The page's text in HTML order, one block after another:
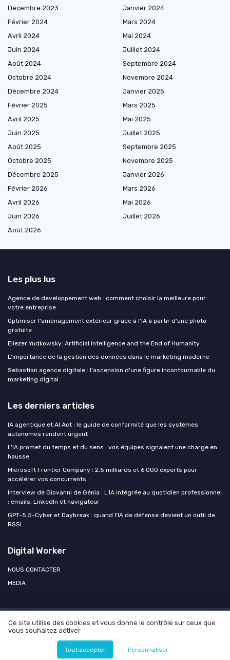
Décembre 2023
Janvier 2024
Février 2024
Mars 2024
Avril 2024
Mai 2024
Juin 2024
Juillet 2024
Août 2024
Septembre 2024
Octobre 2024
Novembre 2024
Décembre 2024
Janvier 2025
Février 2025
Mars 2025
Avril 2025
Mai 2025
Juin 2025
Juillet 2025
Août 2025
Septembre 2025
Octobre 2025
Novembre 2025
Décembre 2025
Janvier 2026
Février 2026
Mars 2026
Avril 2026
Mai 2026
Juin 2026
Juillet 2026
Août 2026
Les plus lus
Agence de developpement web : comment choisir la meilleure pour
votre entreprise
Optimiser l'aménagement extérieur grâce à l'IA à partir d'une photo
gratuite
Eliezer Yudkowsky: Artificial Intelligence and the End of Humanity
L'importance de la gestion des données dans le marketing moderne
Sebastian agence digitale : l'ascension d'une figure incontournable du
marketing digital
Les derniers articles
IA agentique et AI Act : le guide de conformité que les systèmes
autonomes rendent urgent
L'IA promet du temps et du sens : vos équipes signalent une charge en
hausse
Microsoft Frontier Company : 2,5 milliards et 6 000 experts pour
accélérer vos concurrents
Interview de Giovanni de Génia : L’IA intégrée au quotidien professionnel
: emails, LinkedIn et navigateur
GPT-5.5-Cyber et Daybreak : quand l'IA de défense devient un outil de
RSSI
Digital Worker
NOUS CONTACTER
MEDIA
Mentions légales Politique de confidentialité
Agence OPEN
© Digital Worker 2026
Ce site utilise des cookies et vous donne le contrôle sur ceux que
vous souhaitez activer
Tout accepter Personnaliser